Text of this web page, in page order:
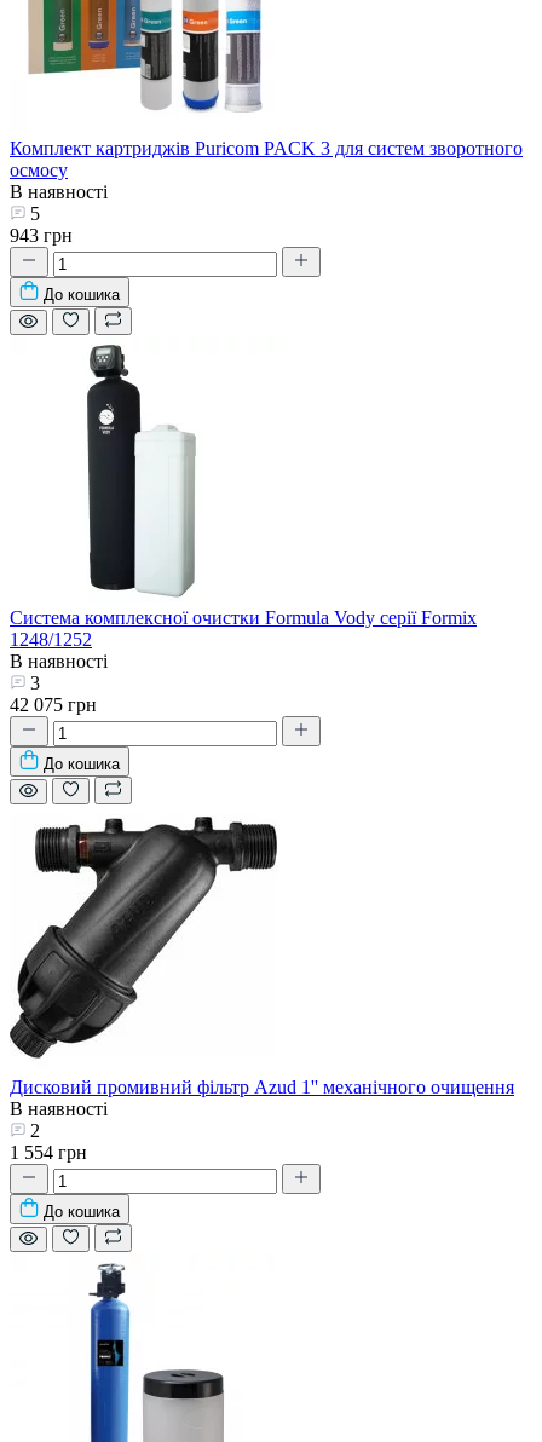
Комплект картриджів Puricom PACK 3 для систем зворотного
осмосу
В наявності
5
943 грн
До кошика
Система комплексної очистки Formula Vody серії Formix
1248/1252
В наявності
3
42 075 грн
До кошика
Дисковий промивний фільтр Azud 1'' механічного очищення
В наявності
2
1 554 грн
До кошика